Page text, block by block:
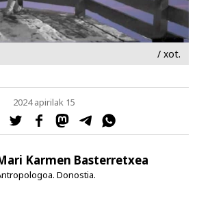
/ xot.
2024 apirilak 15
Karmen Basterretxea
Donostia.